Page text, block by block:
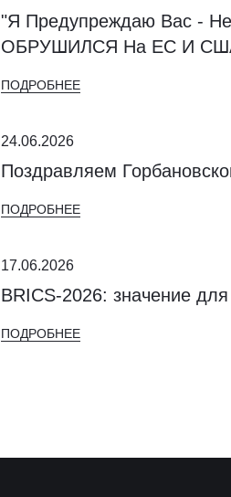
"Я Предупреждаю Вас -
ОБРУШИЛСЯ На ЕС И США
ПОДРОБНЕЕ
24.06.2026
Поздравляем
ПОДРОБНЕЕ
17.06.2026
BRICS-2026: значение
ПОДРОБНЕЕ